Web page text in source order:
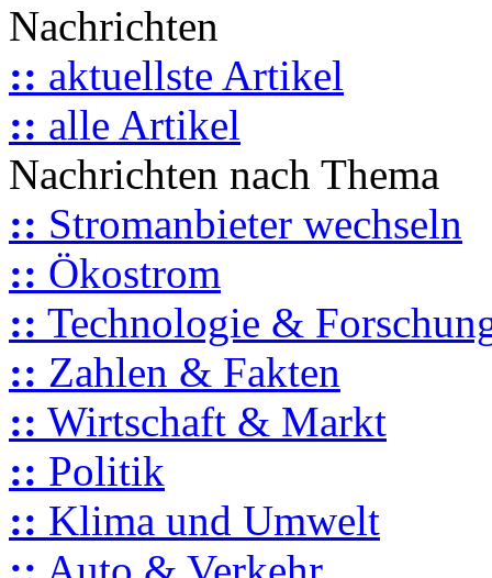
Nachrichten
:: aktuellste Artikel
:: alle Artikel
Nachrichten nach Thema
:: Stromanbieter wechseln
:: Ökostrom
:: Technologie &
:: Zahlen & Fakten
:: Wirtschaft & Markt
:: Politik
:: Klima und Umwelt